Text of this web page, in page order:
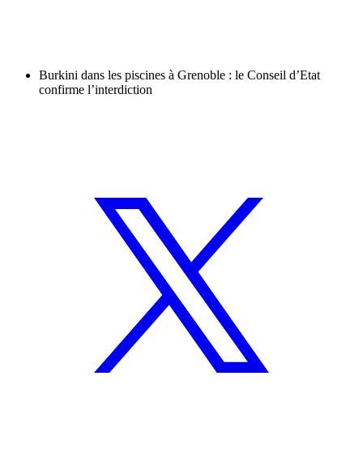
Burkini dans les piscines à Grenoble : le Conseil d’Etat
confirme l’interdiction